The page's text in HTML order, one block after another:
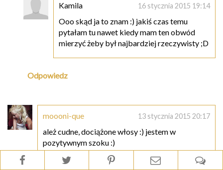
Kamila 16 stycznia 2015 19:14
Ooo skąd ja to znam :) jakiś czas temu
pytałam tu nawet kiedy mam ten obwód
mierzyć żeby był najbardziej rzeczywisty ;D
Odpowiedz
moooni-que 13 stycznia 2015 20:17
ależ cudne, dociążone włosy :) jestem w
pozytywnym szoku :)
Odpowiedz